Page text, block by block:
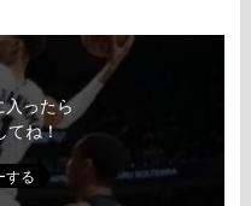
入ったら
てね！